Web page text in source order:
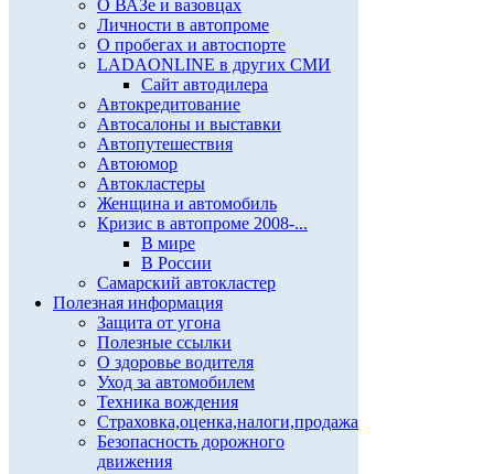
О ВАЗе и вазовцах
Личности в автопроме
О пробегах и автоспорте
LADAONLINE в других СМИ
Сайт автодилера
Автокредитование
Автосалоны и выставки
Автопутешествия
Автоюмор
Автокластеры
Женщина и автомобиль
Кризис в автопроме 2008-...
В мире
В России
Самарский автокластер
Полезная информация
Защита от угона
Полезные ссылки
О здоровье водителя
Уход за автомобилем
Техника вождения
Страховка,оценка,налоги,продажа
Безопасность дорожного
движения